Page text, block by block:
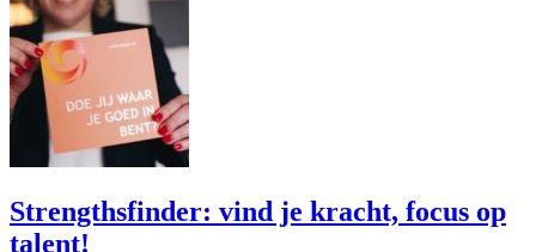
Strengthsfinder: vind je kracht, focus op
talent!